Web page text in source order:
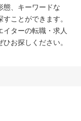
態、キーワードな
ことができます。
ターの転職・求人
お探しください。